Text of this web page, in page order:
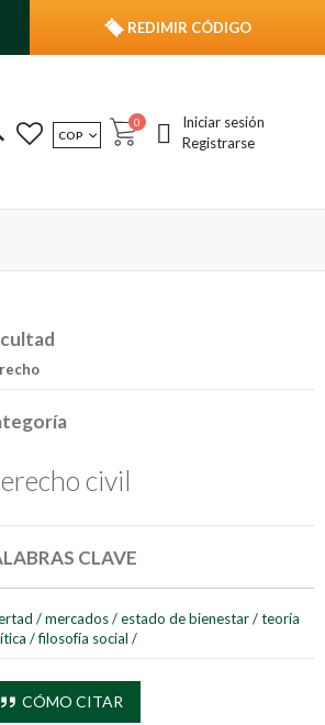
REDIMIR CÓDIGO
MONEDA
COP Cart
0 publicacionesIniciar sesión
Registrarse
civil
CLAVE
/ mercados / estado de bienestar / teoría
/ filosofía social /
CÓMO CITAR